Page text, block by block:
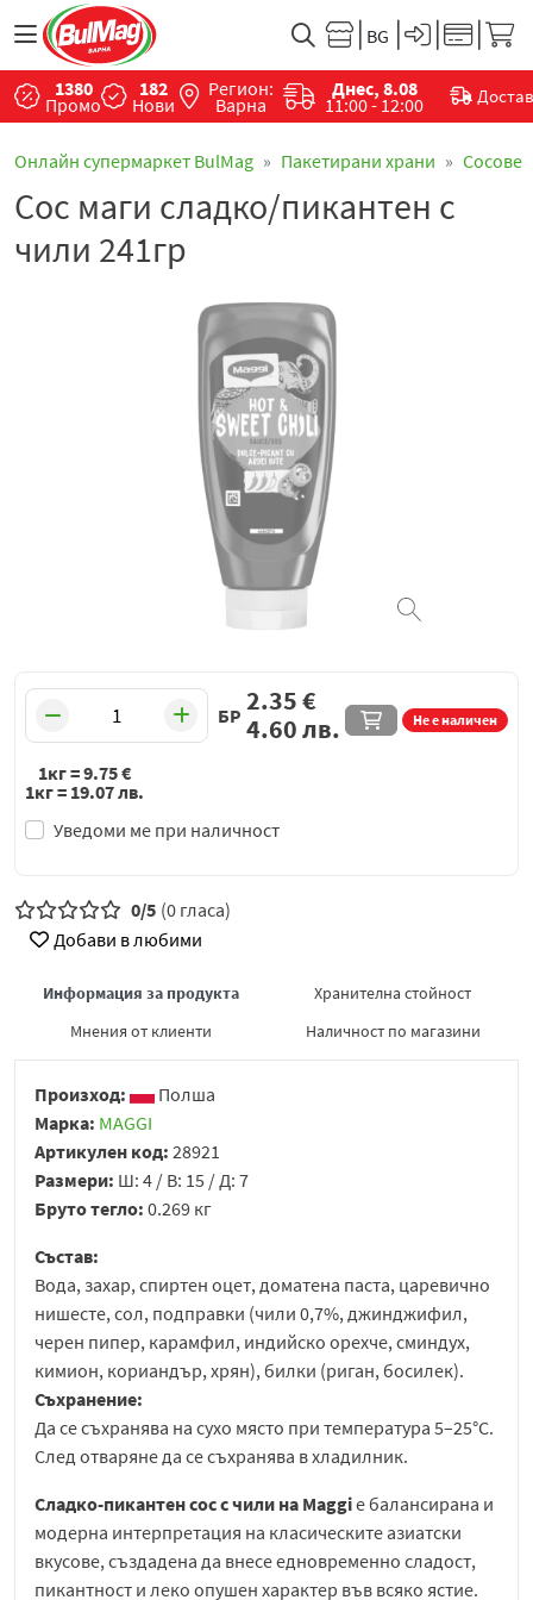
1380
Промо
182
Нови
Регион:
Варна
Днес, 8.08
11:00 - 12:00
Онлайн супермаркет BulMag Пакетирани храни Сосове
Сос маги сладко/пикантен с
чили 241гр
БР Не е наличен
Уведоми ме при наличност
2.35€
4.60лв.
1кг =9.75€
1кг = 19.07лв.
0/5 (0 гласа)
Добави в любими
Информация за продукта
Хранителна стойност
Мнения от клиенти
Наличност по магазини
Произход:
Полша
Марка: MAGGI
Артикулен код: 28921
Размери: Ш: 4 / В: 15 / Д: 7
Бруто тегло: 0.269 кг
Състав:
Вода, захар, спиртен оцет, доматена паста, царевично
нишесте, сол, подправки (чили 0,7%, джинджифил,
черен пипер, карамфил, индийско орехче, сминдух,
кимион, кориандър, хрян), билки (риган, босилек).
Съхранение:
Да се съхранява на сухо място при температура 5–25°C.
След отваряне да се съхранява в хладилник.
Сладко-пикантен сос с чили на Maggiе балансирана и
модерна интерпретация на класическите азиатски
вкусове, създадена да внесе едновременно сладост,
пикантност и леко опушен характер във всяко ястие.